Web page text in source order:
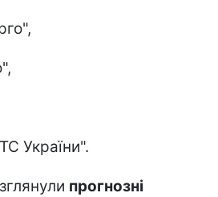
України".
прогнозні